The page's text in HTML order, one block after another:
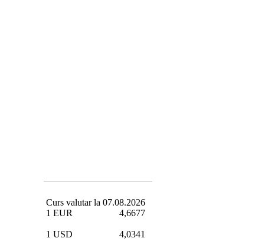
Curs valutar la 07.08.2026
1 EUR
4,6677
1 USD 4,0341